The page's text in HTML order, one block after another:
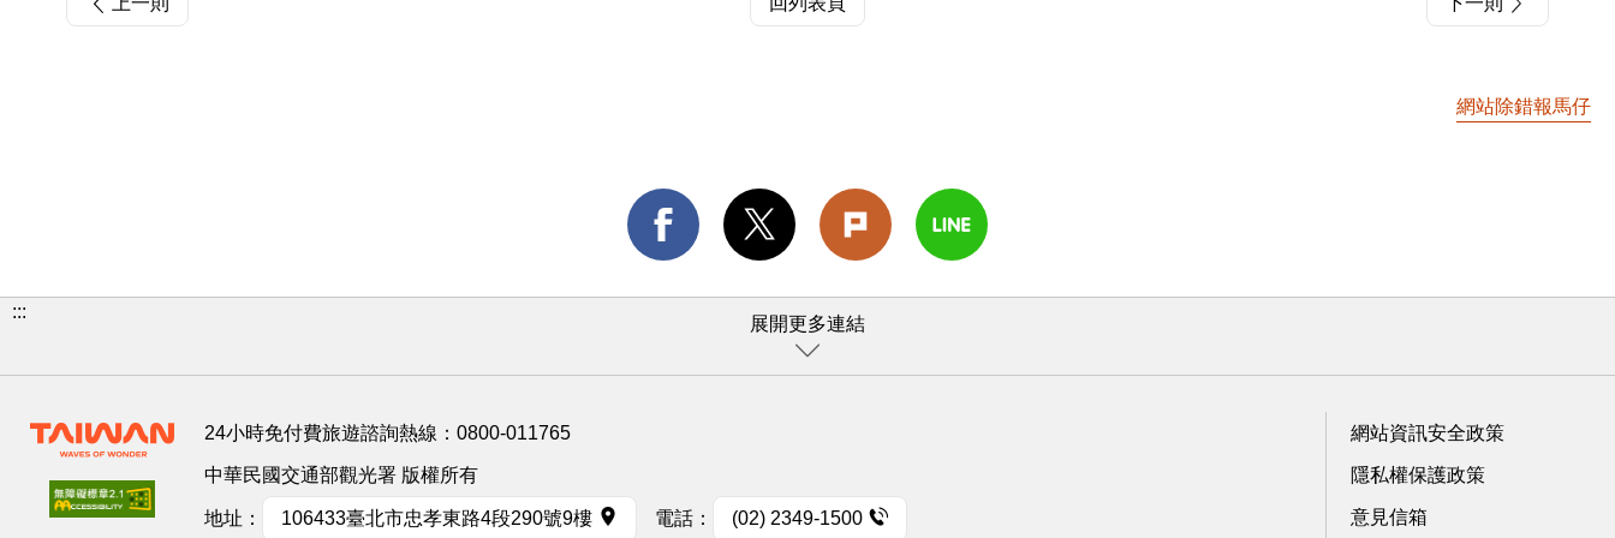
網站除錯報馬仔
:::
展開更多連結
24小時免付費旅遊諮詢熱線： 0800-011765
中華民國交通部觀光署 版權所有
地址： 106433臺北市忠孝東路4段290號9樓 電話： (02) 2349-1500
網站資訊安全政策
隱私權保護政策
意見信箱